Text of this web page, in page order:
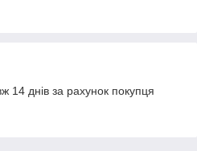
14 днів за рахунок покупця